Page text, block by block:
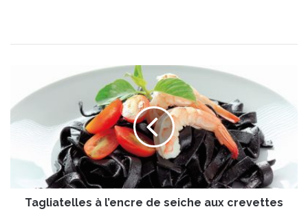
Tagliatelles à l’encre de seiche aux crevettes